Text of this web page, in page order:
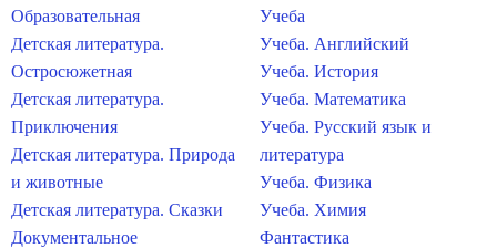
Образовательная
Детская литература.
Остросюжетная
Детская литература.
Приключения
Детская литература. Природа
и животные
Детская литература. Сказки
Документальное
Учеба
Учеба. Английский
Учеба. История
Учеба. Математика
Учеба. Русский язык и
литература
Учеба. Физика
Учеба. Химия
Фантастика